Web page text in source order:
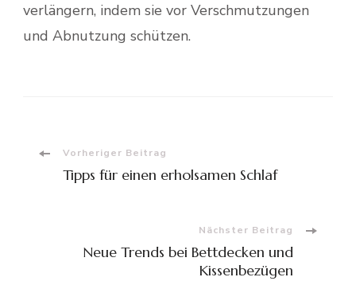
verlängern, indem sie vor Verschmutzungen
und Abnutzung schützen.
Beitragsnavigation
Vorheriger Beitrag
Tipps für einen erholsamen Schlaf
Nächster Beitrag
Neue Trends bei Bettdecken und
Kissenbezügen